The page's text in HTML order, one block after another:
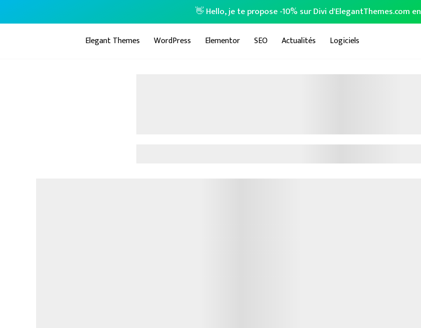
👋 Hello, je te propose -10% sur Divi d'ElegantThemes.com en
Elegant Themes WordPress Elementor SEO Actualités Logiciels